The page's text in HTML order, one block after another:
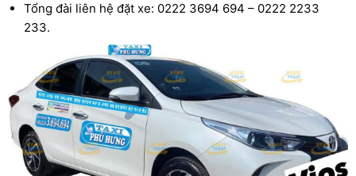
Tổng đài liên hệ đặt xe: 0222 3694 694 – 0222 2233
233.